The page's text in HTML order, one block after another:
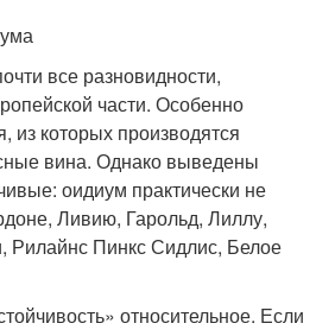
все разновидности,
части. Особенно
из которых производятся
вина. Однако выведены
оидиум практически не
Ливию, Гарольд, Лиллу,
Пинкс Сидлис, Белое
относительное. Если